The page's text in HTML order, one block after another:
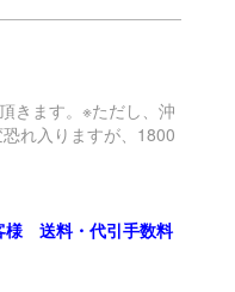
きます。※ただし、沖
れ入りますが、1800
様 送料・代引手数料